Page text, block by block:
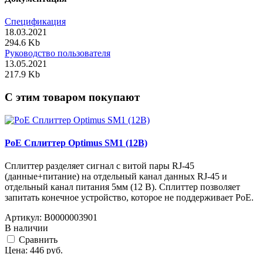
Спецификация
18.03.2021
294.6 Kb
Руководство пользователя
13.05.2021
217.9 Kb
C этим товаром покупают
PoE Сплиттер Optimus SM1 (12B)
Сплиттер разделяет сигнал с витой пары RJ-45
(данные+питание) на отдельный канал данных RJ-45 и
отдельный канал питания 5мм (12 В). Сплиттер позволяет
запитать конечное устройство, которое не поддерживает PoE.
Артикул: В0000003901
В наличии
Cравнить
Цена: 446 руб.